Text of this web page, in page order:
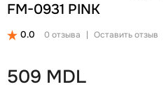
FM-0931 PINK
0.0 0 отзыва | Оставить отзыв
509 MDL